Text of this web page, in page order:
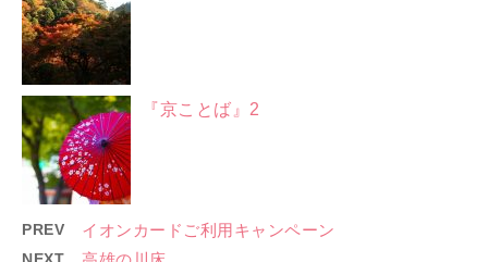
『京ことば』2
PREV イオンカードご利用キャンペーン